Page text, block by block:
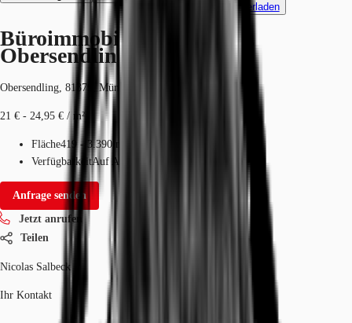
Exposé herunterladen
Büroimmobilie - München,
Obersendling - M1611
Obersendling, 81379, München, Bayern
21 € - 24,95 € / m²
Fläche419 - 3.390 m²
VerfügbarkeitAuf Anfrage
Anfrage senden
Jetzt anrufen
Teilen
Nicolas Salbeck
Ihr Kontakt